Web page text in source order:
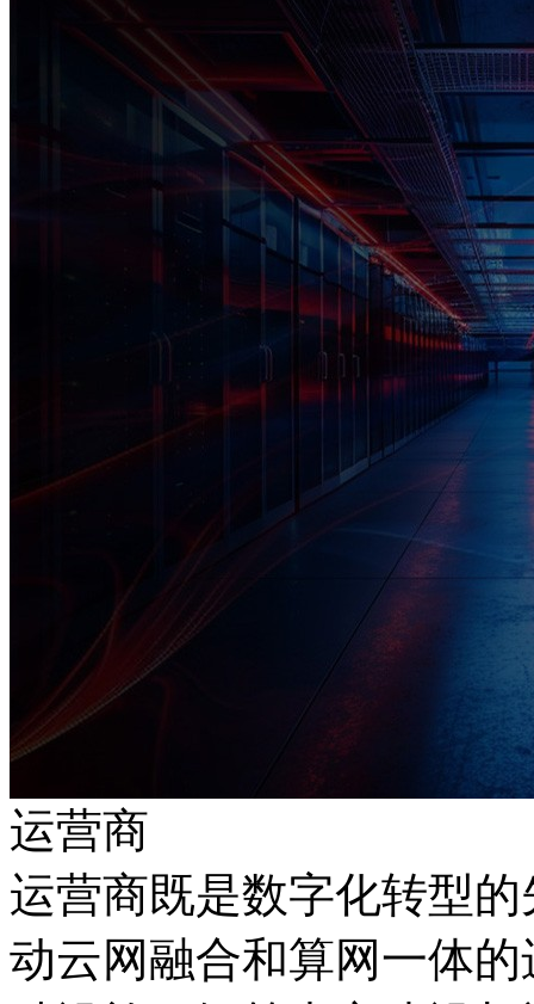
运营商
运营商既是数字化转型的
动云网融合和算网一体的